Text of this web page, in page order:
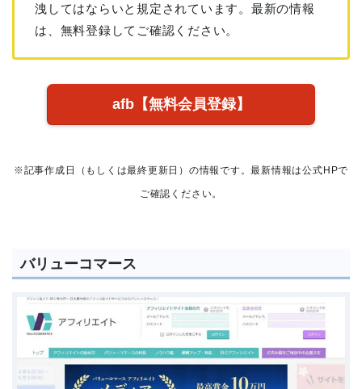
洩してはならいと規定されています。最新の情報
は、無料登録してご確認ください。
afb【無料会員登録】
※記事作成日（もしくは最終更新日）の情報です。最新情報は公式HPで
ご確認ください。
バリューコマース